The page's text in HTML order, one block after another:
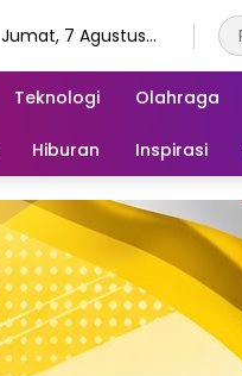
Jumat, 7 Agustus
Teknologi Olahraga
Hiburan Inspirasi